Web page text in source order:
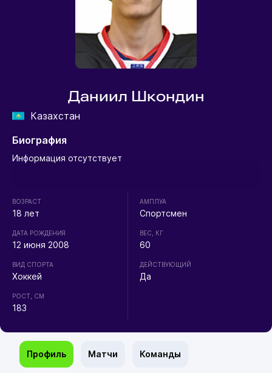
Даниил Шкондин
Казахстан
Биография
Информация отсутствует
ВОЗРАСТ
18 лет
ДАТА РОЖДЕНИЯ
12 июня 2008
ВИД СПОРТА
Хоккей
РОСТ, СМ
183
АМПЛУА
Спортсмен
ВЕС, КГ
60
ДЕЙСТВУЮЩИЙ
Да
Профиль Матчи Команды